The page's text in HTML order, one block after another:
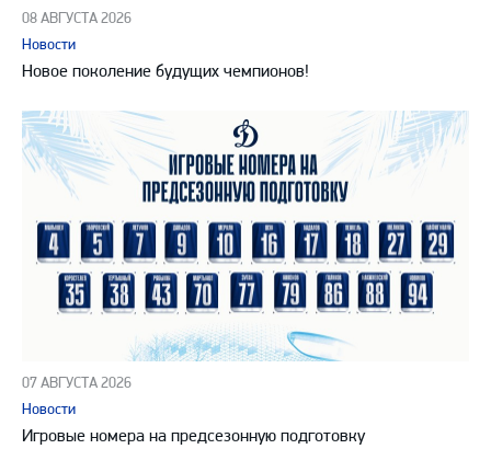
08 АВГУСТА 2026
Новости
Новое поколение будущих чемпионов!
07 АВГУСТА 2026
Новости
Игровые номера на предсезонную подготовку